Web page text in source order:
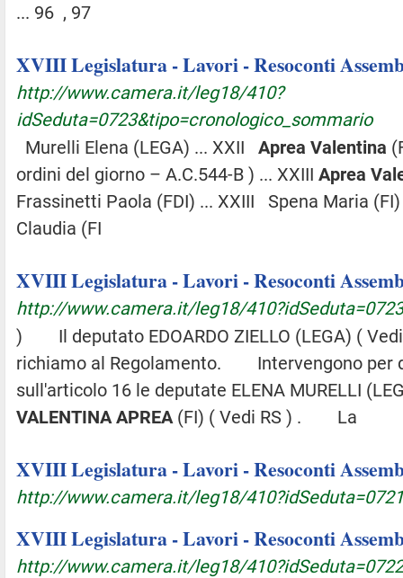
... 96 , 97
XVIII Legislatura - Lavori - Resoconti
http://www.camera.it/leg18/410?
idSeduta=0723&tipo=cronologico_sommario
Murelli Elena (LEGA) ... XXII Aprea Valentina
ordini del giorno – A.C.544-B ) ... XXIII Aprea
Frassinetti Paola (FDI) ... XXIII Spena Maria
Claudia (FI
XVIII Legislatura - Lavori - Resoconti
http://www.camera.it/leg18/
) Il deputato EDOARDO ZIELLO (LEGA) (
richiamo al Regolamento. Intervengono per
sull'articolo 16 le deputate ELENA MURELLI
VALENTINA APREA(FI) ( Vedi RS ) . La
XVIII Legislatura - Lavori - Resoconti
http://www.camera.it/leg18/
XVIII Legislatura - Lavori - Resoconti
http://www.camera.it/leg18/